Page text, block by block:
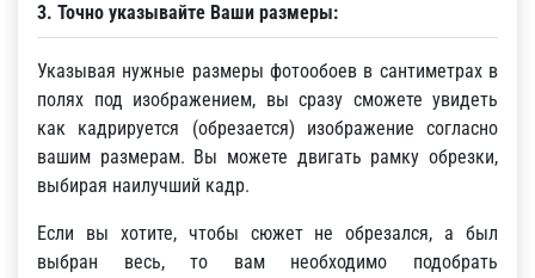
3. Точно указывайте Ваши размеры:
Указывая нужные размеры фотообоев в сантиметрах в
полях под изображением, вы сразу сможете увидеть
как кадрируется (обрезается) изображение согласно
вашим размерам. Вы можете двигать рамку обрезки,
выбирая наилучший кадр.
Если вы хотите, чтобы сюжет не обрезался, а был
выбран весь, то вам необходимо подобрать